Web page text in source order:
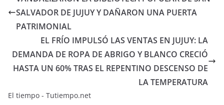
SALVADOR DE JUJUY Y DAÑARON UNA PUERTA
PATRIMONIAL
EL FRÍO IMPULSÓ LAS VENTAS EN JUJUY: LA
DEMANDA DE ROPA DE ABRIGO Y BLANCO CRECIÓ
HASTA UN 60% TRAS EL REPENTINO DESCENSO DE
LA TEMPERATURA
El tiempo - Tutiempo.net